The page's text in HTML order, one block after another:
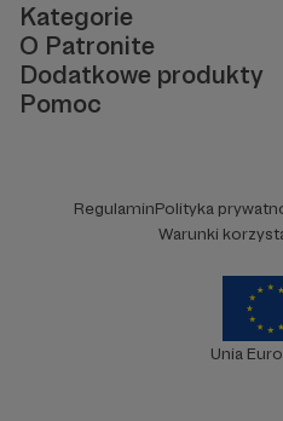
Kategorie
O Patronite
Dodatkowe produkty
Pomoc
RegulaminPolityka
Warunki
Unia